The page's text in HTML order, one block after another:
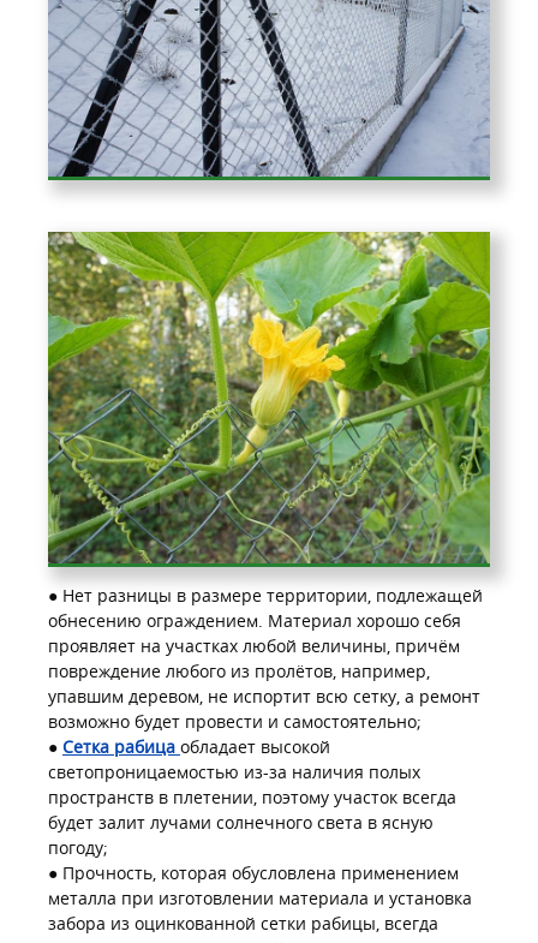
● Нет разницы в размере территории, подлежащей
обнесению ограждением. Материал хорошо себя
проявляет на участках любой величины, причём
повреждение любого из пролётов, например,
упавшим деревом, не испортит всю сетку, а ремонт
возможно будет провести и самостоятельно;
● Сетка рабица обладает высокой
светопроницаемостью из-за наличия полых
пространств в плетении, поэтому участок всегда
будет залит лучами солнечного света в ясную
погоду;
● Прочность, которая обусловлена применением
металла при изготовлении материала и установка
забора из оцинкованной сетки рабицы, всегда